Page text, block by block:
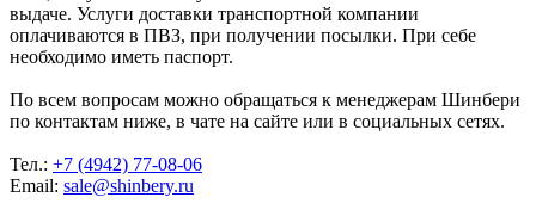
выдаче. Услуги доставки транспортной компании
оплачиваются в ПВЗ, при получении посылки. При себе
необходимо иметь паспорт.
По всем вопросам можно обращаться к менеджерам Шинбери
по контактам ниже, в чате на сайте или в социальных сетях.
Тел.: +7 (4942) 77-08-06
Email: sale@shinbery.ru